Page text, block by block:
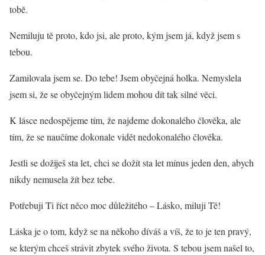
tobě.
Nemiluju tě proto, kdo jsi, ale proto, kým jsem já, když jsem s
tebou.
Zamilovala jsem se. Do tebe! Jsem obyčejná holka. Nemyslela
jsem si, že se obyčejným lidem mohou dít tak silné věci.
K lásce nedospějeme tím, že najdeme dokonalého člověka, ale
tím, že se naučíme dokonale vidět nedokonalého člověka.
Jestli se dožiješ sta let, chci se dožít sta let mínus jeden den, abych
nikdy nemusela žít bez tebe.
Potřebuji Ti říct něco moc důležitého – Lásko, miluji Tě!
Láska je o tom, když se na někoho díváš a víš, že to je ten pravý,
se kterým chceš strávit zbytek svého života. S tebou jsem našel to,